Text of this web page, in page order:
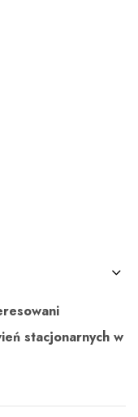
stacjonarnych w